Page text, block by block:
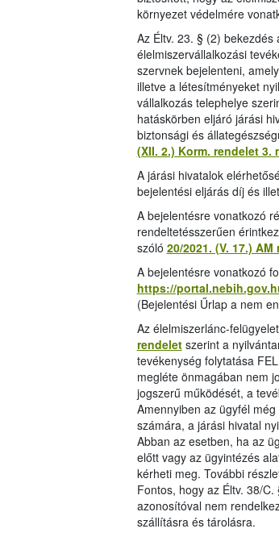
környezet védelmére
Az Éltv. 23. § (2)
élelmiszervállalkozási
szervnek bejelenteni,
illetve a létesítményeket
vállalkozás telephelye
hatáskörben eljáró járási
biztonsági és
(XII. 2.) Korm. rendelet 3.
A járási hivatalok
bejelentési eljárás díj és
A bejelentésre vonatkozó
rendeltetésszerűen
szóló 20/2021. (V. 17.)
A bejelentésre vonatkozó
https://
(Bejelentési Űrlap a nem
Az élelmiszerlánc-
rendeletszerint a
tevékenység folytatása
megléte önmagában nem
jogszerű működését, a
Amennyiben az ügyfél
számára, a járási hivatal
Abban az esetben, ha az
előtt vagy az ügyintézés
kérheti meg. További
Fontos, hogy az Éltv. 38/
azonosítóval nem
szállításra és tárolásra.